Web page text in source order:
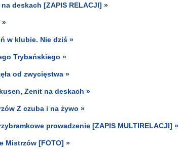
deskach [ZAPIS RELACJI] »
»
w klubie. Nie dziś »
Trybańskiego »
od zwycięstwa »
Zenit na deskach »
Z czuba i na żywo »
prowadzenie [ZAPIS MULTIRELACJI] »
Mistrzów [FOTO] »